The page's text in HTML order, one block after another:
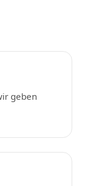
geben